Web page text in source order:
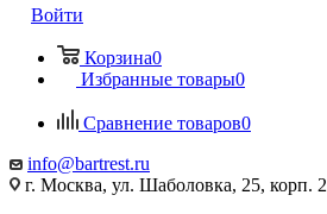
Войти
Корзина0
Избранные товары0
Сравнение товаров0
info@bartrest.ru
г. Москва, ул. Шаболовка, 25, корп. 2